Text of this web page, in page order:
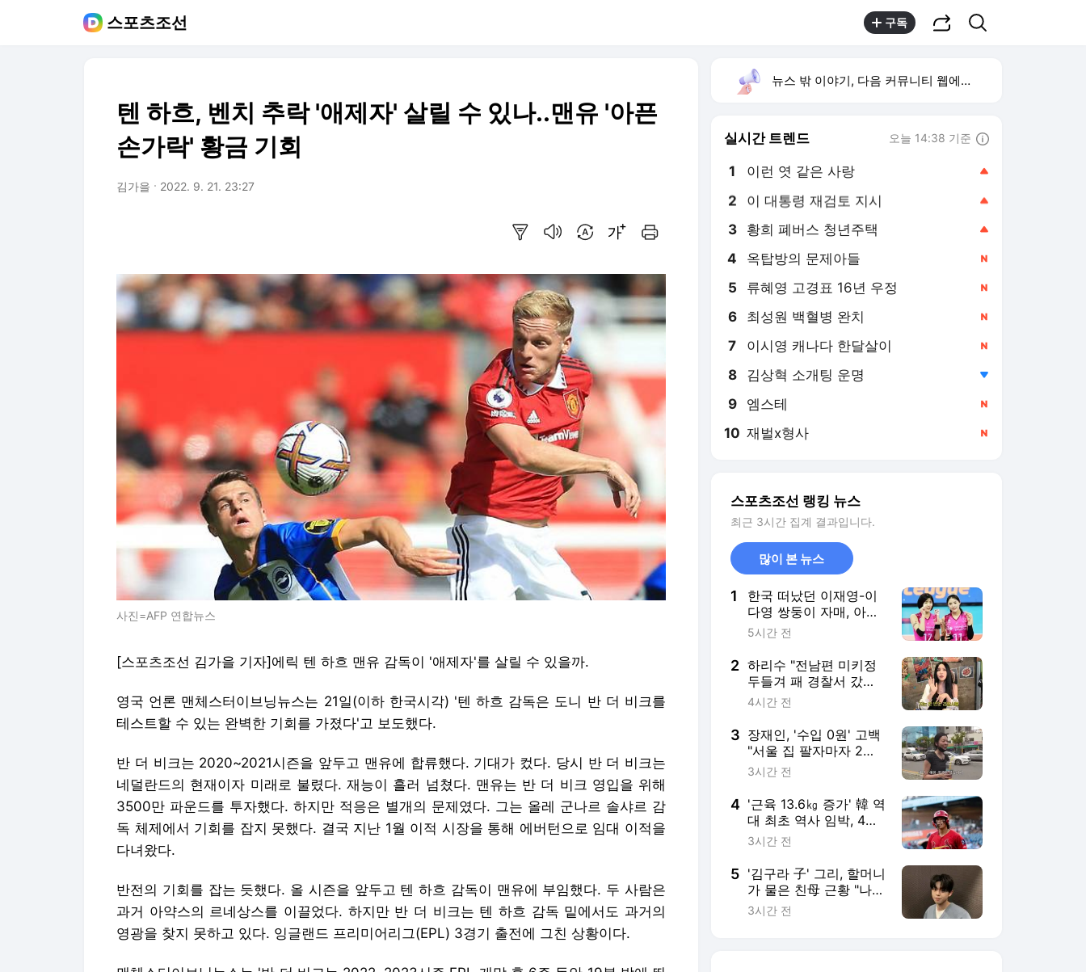
스포츠조선 구독
텐 하흐, 벤치 추락 '애제자' 살릴 수 있나..맨유 '아픈
손가락' 황금 기회
김가을 2022. 9. 21. 23:27
사진=AFP 연합뉴스
[스포츠조선 김가을 기자]에릭 텐 하흐 맨유 감독이 '애제자'를 살릴 수 있을까.
영국 언론 맨체스터이브닝뉴스는 21일(이하 한국시각) '텐 하흐 감독은 도니 반 더 비크를
테스트할 수 있는 완벽한 기회를 가졌다'고 보도했다.
반 더 비크는 2020~2021시즌을 앞두고 맨유에 합류했다. 기대가 컸다. 당시 반 더 비크는
네덜란드의 현재이자 미래로 불렸다. 재능이 흘러 넘쳤다. 맨유는 반 더 비크 영입을 위해
3500만 파운드를 투자했다. 하지만 적응은 별개의 문제였다. 그는 올레 군나르 솔샤르 감
독 체제에서 기회를 잡지 못했다. 결국 지난 1월 이적 시장을 통해 에버턴으로 임대 이적을
다녀왔다.
반전의 기회를 잡는 듯했다. 올 시즌을 앞두고 텐 하흐 감독이 맨유에 부임했다. 두 사람은
과거 아약스의 르네상스를 이끌었다. 하지만 반 더 비크는 텐 하흐 감독 밑에서도 과거의
영광을 찾지 못하고 있다. 잉글랜드 프리미어리그(EPL) 3경기 출전에 그친 상황이다.
뉴스 밖 이야기, 다음 커뮤니티 웹에서 보기
실시간 트렌드 오늘 14:38 기준
1 이런 엿 같은 사랑
2 이 대통령 재검토 지시
3 황희 폐버스 청년주택
4 옥탑방의 문제아들
5 류혜영 고경표 16년 우정
6 최성원 백혈병 완치
7 이시영 캐나다 한달살이
8 김상혁 소개팅 운명
9 엠스테
10 재벌x형사
스포츠조선 랭킹 뉴스
최근 3시간 집계 결과입니다.
많이 본 뉴스
1
한국 떠났던 이재영-이
다영 쌍둥이 자매, 아제
르바이잔 한 팀에서 뛴
5시간 전
2 하리수 "전남편 미키정
두들겨 패 경찰서 갔
다?" 수년간 따라온 폭
4시간 전
3 장재인, '수입 0원' 고백
"서울 집 팔자마자 2배
폭등, 공장 일해볼 생각
3시간 전
4 '근육 13.6㎏ 증가' 韓 역
대 최초 역사 임박, 4안
타 대폭발…"美 오지 말
유망주 맞나
3시간 전
5 '김구라 子' 그리, 할머니
가 물은 친母 근황 "나뿐
이라 연락 잘 드려"
3시간 전